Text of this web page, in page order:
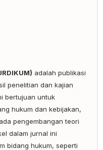
adalah publikasi
penelitian dan kajian
bertujuan untuk
hukum dan kebijakan,
pengembangan teori
dalam jurnal ini
bidang hukum, seperti